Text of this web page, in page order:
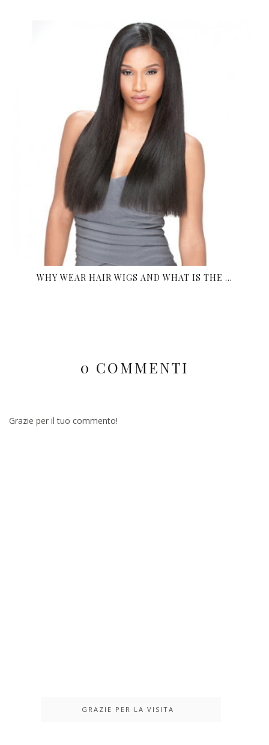
WHY WEAR HAIR WIGS AND WHAT IS THE ...
0 COMMENTI
Grazie per il tuo commento!
GRAZIE PER LA VISITA